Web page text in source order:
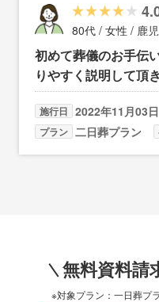
80代 /
初めて葬儀のお手伝
りやすく説明して頂
た、スタッフの皆様
かったです。 ありが
施行日 2022年11月03日
プラン 二日葬プラン
無料資料請
※対象プラン：一日葬プ